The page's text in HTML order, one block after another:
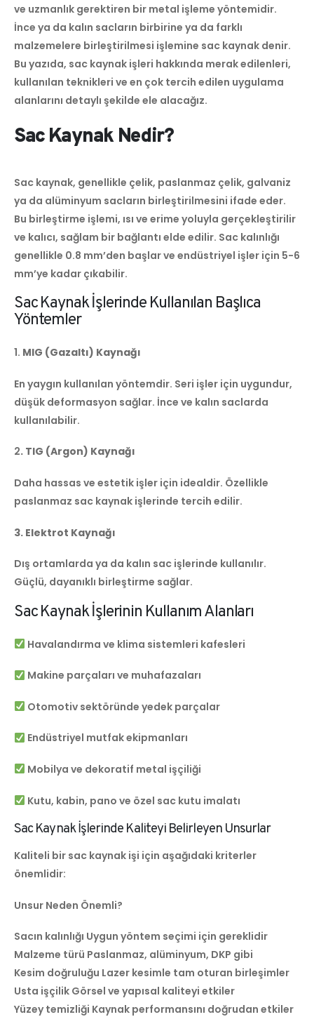
ve uzmanlık gerektiren bir metal işleme yöntemidir.
İnce ya da kalın sacların birbirine ya da farklı
malzemelere birleştirilmesi işlemine sac kaynak denir.
Bu yazıda, sac kaynak işleri hakkında merak edilenleri,
kullanılan teknikleri ve en çok tercih edilen uygulama
alanlarını detaylı şekilde ele alacağız.
Sac Kaynak Nedir?
Sac kaynak, genellikle çelik, paslanmaz çelik, galvaniz
ya da alüminyum sacların birleştirilmesini ifade eder.
Bu birleştirme işlemi, ısı ve erime yoluyla gerçekleştirilir
ve kalıcı, sağlam bir bağlantı elde edilir. Sac kalınlığı
genellikle 0.8 mm’den başlar ve endüstriyel işler için 5-6
mm’ye kadar çıkabilir.
Sac Kaynak İşlerinde Kullanılan Başlıca
Yöntemler
1. MIG (Gazaltı) Kaynağı
En yaygın kullanılan yöntemdir. Seri işler için uygundur,
düşük deformasyon sağlar. İnce ve kalın saclarda
kullanılabilir.
2. TIG (Argon) Kaynağı
Daha hassas ve estetik işler için idealdir. Özellikle
paslanmaz sac kaynak işlerinde tercih edilir.
3. Elektrot Kaynağı
Dış ortamlarda ya da kalın sac işlerinde kullanılır.
Güçlü, dayanıklı birleştirme sağlar.
Sac Kaynak İşlerinin Kullanım Alanları
Havalandırma ve klima sistemleri kafesleri
Makine parçaları ve muhafazaları
Otomotiv sektöründe yedek parçalar
Endüstriyel mutfak ekipmanları
Mobilya ve dekoratif metal işçiliği
Kutu, kabin, pano ve özel sac kutu imalatı
Sac Kaynak İşlerinde Kaliteyi Belirleyen Unsurlar
Kaliteli bir sac kaynak işi için aşağıdaki kriterler
önemlidir:
Unsur Neden Önemli?
Sacın kalınlığı Uygun yöntem seçimi için gereklidir
Malzeme türü Paslanmaz, alüminyum, DKP gibi
Kesim doğruluğu Lazer kesimle tam oturan birleşimler
Usta işçilik Görsel ve yapısal kaliteyi etkiler
Yüzey temizliği Kaynak performansını doğrudan etkiler